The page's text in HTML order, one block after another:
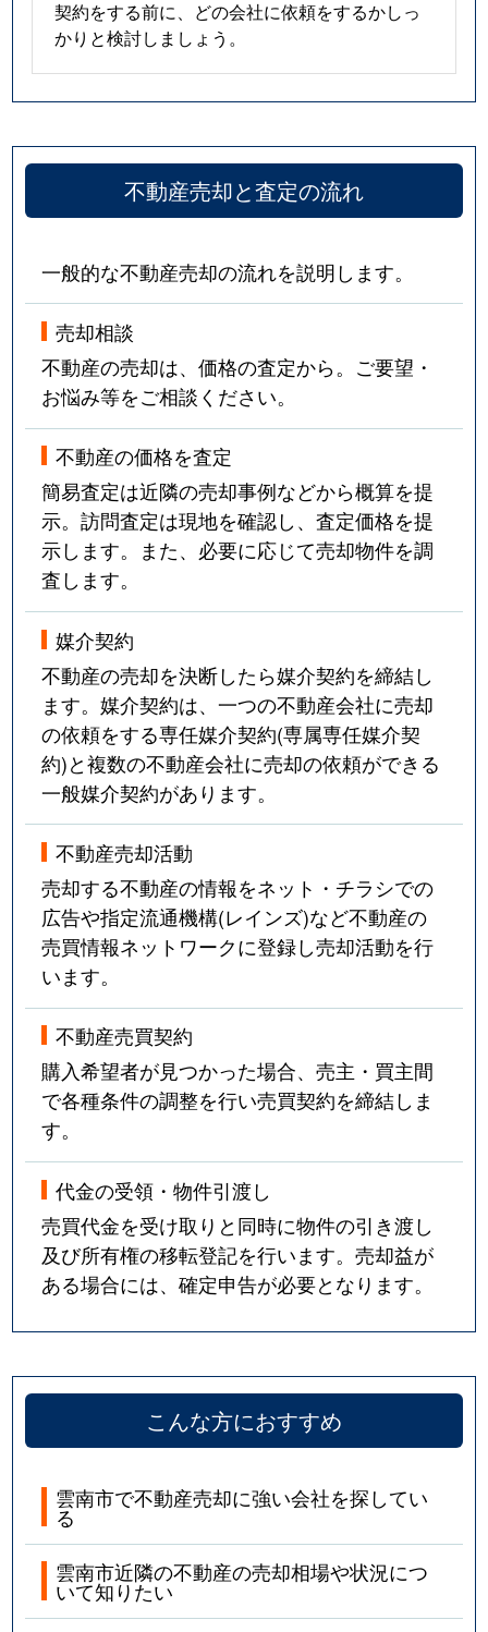
契約をする前に、どの会社に依頼をするかしっ
かりと検討しましょう。
不動産売却と査定の流れ
一般的な不動産売却の流れを説明します。
売却相談
不動産の売却は、価格の査定から。ご要望・
お悩み等をご相談ください。
不動産の価格を査定
簡易査定は近隣の売却事例などから概算を提
示。訪問査定は現地を確認し、査定価格を提
示します。また、必要に応じて売却物件を調
査します。
媒介契約
不動産の売却を決断したら媒介契約を締結し
ます。媒介契約は、一つの不動産会社に売却
の依頼をする専任媒介契約(専属専任媒介契
約)と複数の不動産会社に売却の依頼ができる
一般媒介契約があります。
不動産売却活動
売却する不動産の情報をネット・チラシでの
広告や指定流通機構(レインズ)など不動産の
売買情報ネットワークに登録し売却活動を行
います。
不動産売買契約
購入希望者が見つかった場合、売主・買主間
で各種条件の調整を行い売買契約を締結しま
す。
代金の受領・物件引渡し
売買代金を受け取りと同時に物件の引き渡し
及び所有権の移転登記を行います。売却益が
ある場合には、確定申告が必要となります。
こんな方におすすめ
雲南市で不動産売却に強い会社を探してい
る
雲南市近隣の不動産の売却相場や状況につ
いて知りたい